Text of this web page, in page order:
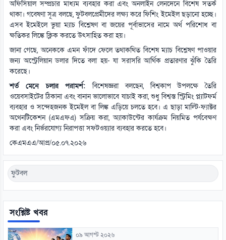
অফিসিয়াল সম্প্রচার মাধ্যম ব্যবহার করা এবং অনলাইন লেনদেনে বিশেষ সতর্ক
থাকা। গবেষণা সূত্র বলছে, ফুটবলপ্রেমীদের লক্ষ্য করে ফিশিং ইমেইল ছড়ানো হচ্ছে।
এসব ইমেইলে ভুয়া ম্যাচ বিশ্লেষণ বা জয়ের পূর্বাভাসের নামে অর্থ পরিশোধ বা
ক্ষতিকর লিঙ্কে ক্লিক করতে উৎসাহিত করা হয়।
জানা গেছে, অনেককে এমন ফাঁদে ফেলে তথাকথিত বিশেষ ম্যাচ বিশ্লেষণ পাওয়ার
জন্য অস্ট্রেলিয়ান ডলার দিতে বলা হয়- যা সরাসরি আর্থিক প্রতারণার ঝুঁকি তৈরি
করেছে।
শর্ত মেনে চলার পরামর্শ:বিশেষজ্ঞরা বলছেন, বিশ্বকাপ উপলক্ষে তৈরি
ওয়েবসাইটের ঠিকানা এবং বানান ভালোভাবে যাচাই করা, শুধু বিশ্বস্ত স্ট্রিমিং প্ল্যাটফর্ম
ব্যবহার ও সন্দেহজনক ইমেইল বা লিঙ্ক এড়িয়ে চলতে হবে। এ ছাড়া মাল্টি-ফ্যাক্টর
অথেনটিকেশন (এমএফএ) সক্রিয় করা, অ্যাকাউন্টের কার্যক্রম নিয়মিত পর্যবেক্ষণ
করা এবং নির্ভরযোগ্য নিরাপত্তা সফটওয়্যার ব্যবহার করতে হবে।
কেএমএএ/আপ্র/০৫.০৭.২০২৬
ফুটবল
সংশ্লিষ্ট খবর
০৯ আগস্ট ২০২৬